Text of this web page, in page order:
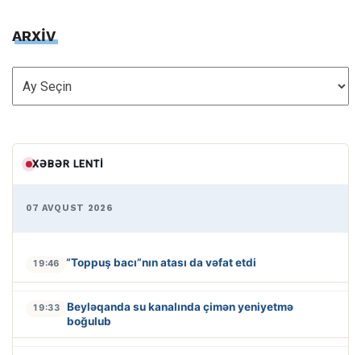
ARXİV
ARXİV
XƏBƏR LENTI
07 AVQUST 2026
19:46 “Toppuş bacı”nın atası da vəfat etdi
19:33
Beyləqanda su kanalında çimən yeniyetmə
boğulub